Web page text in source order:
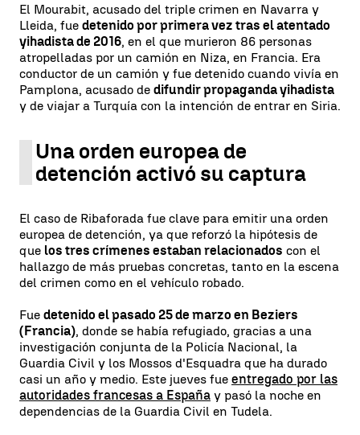
El Mourabit, acusado del triple crimen en Navarra y
Lleida, fue detenido por primera vez tras el atentado
yihadista de 2016, en el que murieron 86 personas
atropelladas por un camión en Niza, en Francia. Era
conductor de un camión y fue detenido cuando vivía en
Pamplona, acusado de difundir propaganda yihadista
y de viajar a Turquía con la intención de entrar en Siria.
Una orden europea de
detención activó su captura
El caso de Ribaforada fue clave para emitir una orden
europea de detención, ya que reforzó la hipótesis de
que los tres crímenes estaban relacionados con el
hallazgo de más pruebas concretas, tanto en la escena
del crimen como en el vehículo robado.
Fue detenido el pasado 25 de marzo en Beziers
(Francia), donde se había refugiado, gracias a una
investigación conjunta de la Policía Nacional, la
Guardia Civil y los Mossos d'Esquadra que ha durado
casi un año y medio. Este jueves fue entregado por las
autoridades francesas a España y pasó la noche en
dependencias de la Guardia Civil en Tudela.